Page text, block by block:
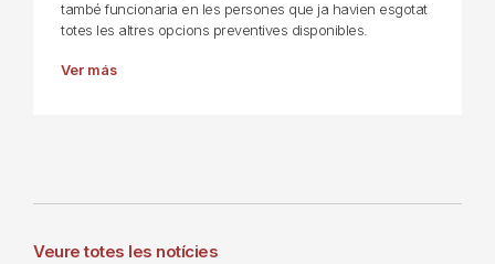
també funcionaria en les persones que ja havien esgotat
totes les altres opcions preventives disponibles.
Ver más
Veure totes les notícies